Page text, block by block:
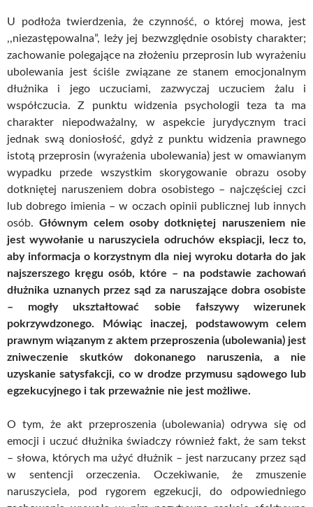
U podłoża twierdzenia, że czynność, o której mowa, jest
,,niezastępowalna”, leży jej bezwzględnie osobisty charakter;
zachowanie polegające na złożeniu przeprosin lub wyrażeniu
ubolewania jest ściśle związane ze stanem emocjonalnym
dłużnika i jego uczuciami, zazwyczaj uczuciem żalu i
współczucia. Z punktu widzenia psychologii teza ta ma
charakter niepodważalny, w aspekcie jurydycznym traci
jednak swą doniosłość, gdyż z punktu widzenia prawnego
istotą przeprosin (wyrażenia ubolewania) jest w omawianym
wypadku przede wszystkim skorygowanie obrazu osoby
dotkniętej naruszeniem dobra osobistego – najczęściej czci
lub dobrego imienia – w oczach opinii publicznej lub innych
osób.Głównym celem osoby dotkniętej naruszeniem nie
jest wywołanie u naruszyciela odruchów ekspiacji, lecz to,
aby informacja o korzystnym dla niej wyroku dotarła do jak
najszerszego kręgu osób, które – na podstawie zachowań
dłużnika uznanych przez sąd za naruszające dobra osobiste
– mogły ukształtować sobie fałszywy wizerunek
pokrzywdzonego. Mówiąc inaczej, podstawowym celem
prawnym wiązanym z aktem przeproszenia (ubolewania) jest
zniweczenie skutków dokonanego naruszenia, a nie
uzyskanie satysfakcji, co w drodze przymusu sądowego lub
egzekucyjnego i tak przeważnie nie jest możliwe.
O tym, że akt przeproszenia (ubolewania) odrywa się od
emocji i uczuć dłużnika świadczy również fakt, że sam tekst
– słowa, których ma użyć dłużnik – jest narzucany przez sąd
w sentencji orzeczenia. Oczekiwanie, że zmuszenie
naruszyciela, pod rygorem egzekucji, do odpowiedniego